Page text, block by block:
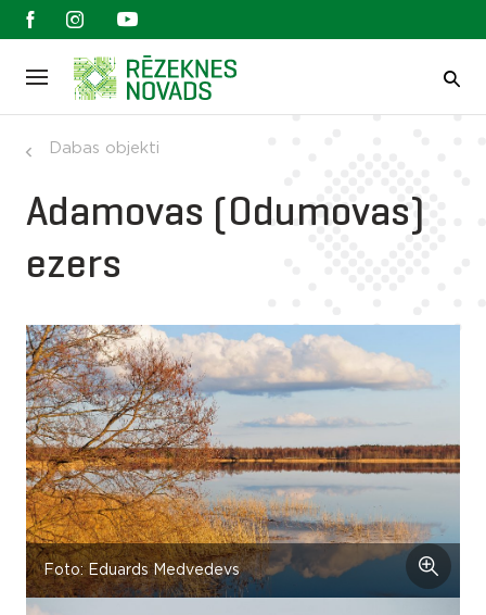
Dabas objekti
Adamovas (Odumovas)
ezers
Foto: Eduards Medvedevs